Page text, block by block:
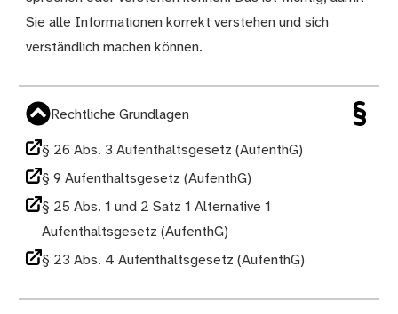
Sie alle Informationen korrekt verstehen und sich
verständlich machen können.
Rechtliche Grundlagen
§ 26 Abs. 3 Aufenthaltsgesetz (AufenthG)
§ 9 Aufenthaltsgesetz (AufenthG)
§ 25 Abs. 1 und 2 Satz 1 Alternative 1
Aufenthaltsgesetz (AufenthG)
§ 23 Abs. 4 Aufenthaltsgesetz (AufenthG)